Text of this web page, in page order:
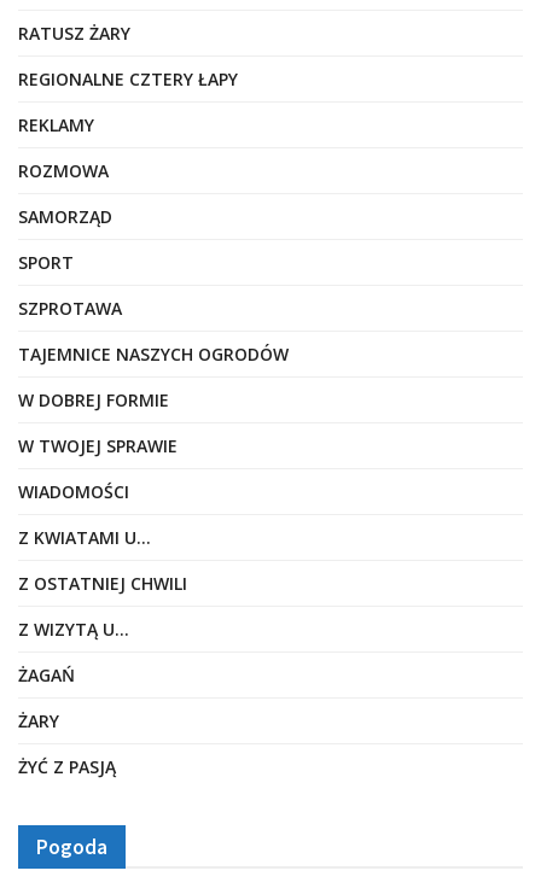
RATUSZ ŻARY
REGIONALNE CZTERY ŁAPY
REKLAMY
ROZMOWA
SAMORZĄD
SPORT
SZPROTAWA
TAJEMNICE NASZYCH OGRODÓW
W DOBREJ FORMIE
W TWOJEJ SPRAWIE
WIADOMOŚCI
Z KWIATAMI U…
Z OSTATNIEJ CHWILI
Z WIZYTĄ U…
ŻAGAŃ
ŻARY
ŻYĆ Z PASJĄ
Pogoda